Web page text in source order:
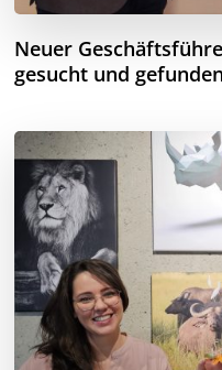
Neuer
gesucht und gefunden